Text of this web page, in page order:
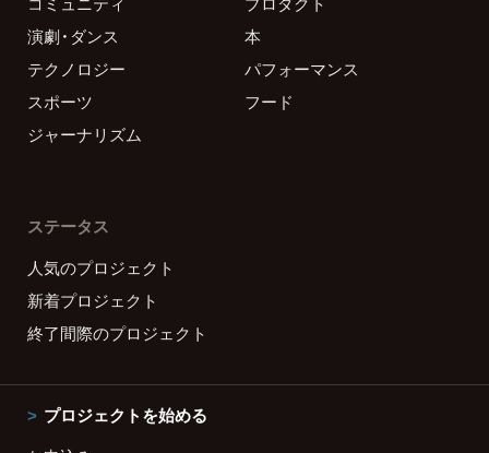
演劇・ダンス
本
テクノロジー
パフォーマンス
スポーツ
フード
ジャーナリズム
ステータス
人気のプロジェクト
新着プロジェクト
終了間際のプロジェクト
プロジェクトを始める